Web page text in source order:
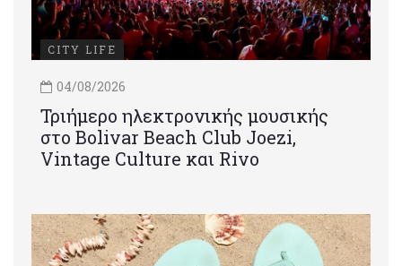
CITY LIFE
04/08/2026
Τριήμερο ηλεκτρονικής μουσικής
στο Bolivar Beach Club Joezi,
Vintage Culture και Rivo